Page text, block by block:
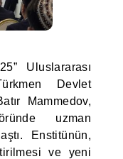
Uluslararası
Devlet
Mammedov,
uzman
Enstitünün,
ve yeni